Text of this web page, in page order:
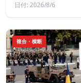
日付: 2026/8/6
複合・横断